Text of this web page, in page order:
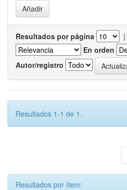
Resultados por página |
En orden
Autor/registro
Resultados 1-1 de 1.
Resultados por ítem: